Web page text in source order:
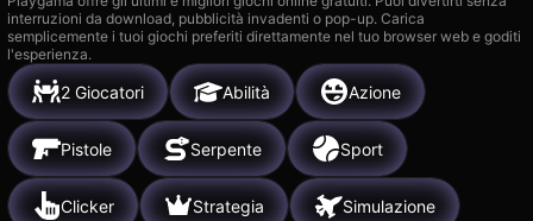
interruzioni da download, pubblicità invadenti o pop-up. Carica
semplicemente i tuoi giochi preferiti direttamente nel tuo browser web e goditi
l'esperienza.
2 Giocatori Abilità Azione
Pistole Serpente Sport
Clicker Strategia Simulazione